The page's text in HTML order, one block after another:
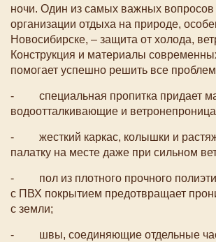
ночи. Один из самых важных вопросов
организации отдыха на природе,
Новосибирске, – защита от холода,
Конструкция и материалы
помогает успешно решить все
- специальная пропитка придает
водоотталкивающие и
- жесткий каркас, колышки и
палатку на месте даже при сильном
- пол из плотного прочного
с ПВХ покрытием предотвращает
с земли;
- швы, соединяющие отдельные